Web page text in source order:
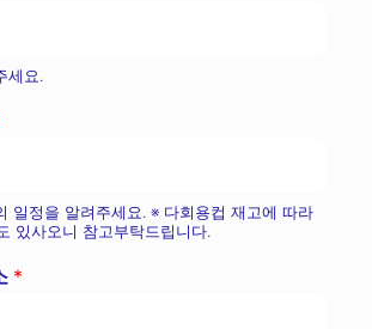
세요.
일정을 알려주세요. ※ 다회용컵 재고에 따라
있사오니 참고부탁드립니다.
*